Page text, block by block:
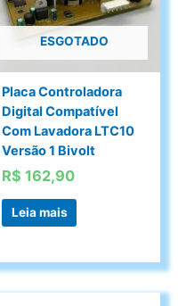
ESGOTADO
Placa Controladora
Digital Compatível
Com Lavadora LTC10
Versão 1 Bivolt
R$ 162,90
Leia mais